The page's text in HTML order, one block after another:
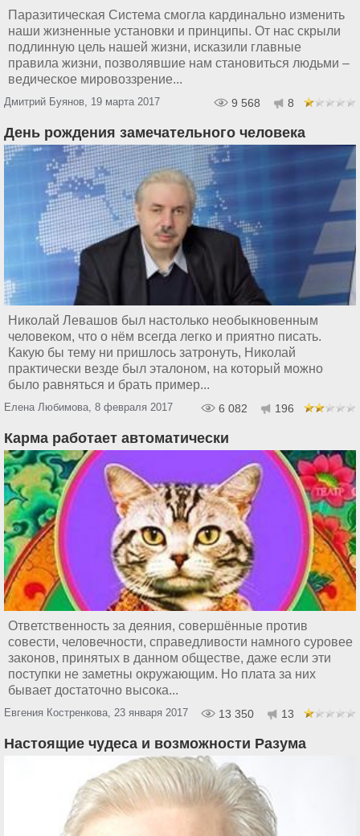
Паразитическая Система смогла кардинально изменить
наши жизненные установки и принципы. От нас скрыли
подлинную цель нашей жизни, исказили главные
правила жизни, позволявшие нам становиться людьми –
ведическое мировоззрение...
Дмитрий Буянов, 19 марта 2017 9 568 8
День рождения замечательного человека
Николай Левашов был настолько необыкновенным
человеком, что о нём всегда легко и приятно писать.
Какую бы тему ни пришлось затронуть, Николай
практически везде был эталоном, на который можно
было равняться и брать пример...
Елена Любимова, 8 февраля 2017 6 082 196
Карма работает автоматически
Ответственность за деяния, совершённые против
совести, человечности, справедливости намного суровее
законов, принятых в данном обществе, даже если эти
поступки не заметны окружающим. Но плата за них
бывает достаточно высока...
Евгения Костренкова, 23 января 2017 13 350 13
Настоящие чудеса и возможности Разума